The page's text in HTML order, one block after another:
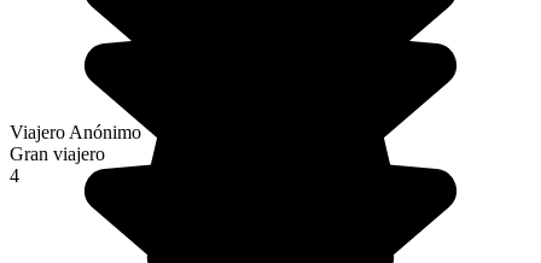
Viajero Anónimo
Gran viajero
4